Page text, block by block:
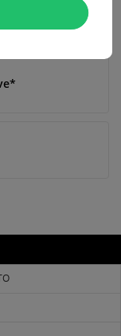
rate